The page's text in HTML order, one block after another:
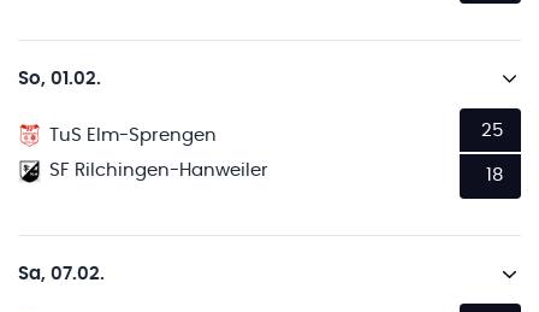
So, 01.02.
TuS Elm-Sprengen
SF Rilchingen-Hanweiler
25
18
Sa, 07.02.